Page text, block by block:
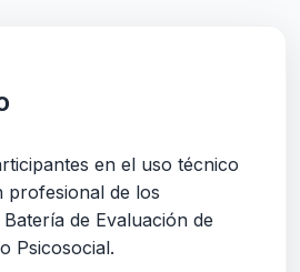
en el uso técnico
profesional de los
de Evaluación de
Psicosocial.